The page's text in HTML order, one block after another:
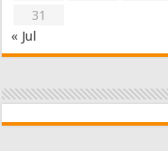
31
« Jul